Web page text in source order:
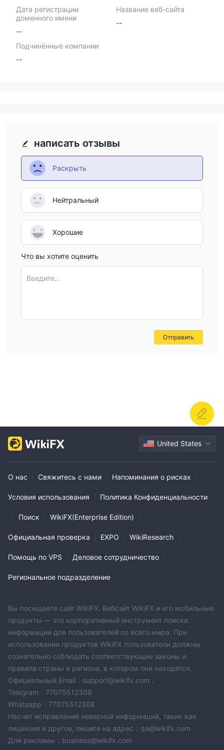
Дата регистрации
доменного имени
--
Название веб-сайта
--
Подчинённые компании
--
написать отзывы
Раскрыть
Нейтральный
Хорошие
Что вы хотите оценить
Введите...
Отправить
United States
О нас Свяжитесь с нами Напоминания о рисках
Условия использования Политика Конфиденциальности
Поиск WikiFX(Enterprise Edition)
Официальная проверка EXPO WikiResearch
Помощь по VPS Деловое сотрудничество
Региональное подразделение
Вы посещаете сайт WikiFX. Вебсайт WikiFX и его мобильные
продукты — это корпоративный инструмент поиска
информации для пользователей со всего мира. При
использовании продуктов WikiFX пользователи должны
сознательно соблюдать соответствующие законы и
правила страны и региона, в котором они находятся.
Официальный Email：support@wikifx.com；
Telegram：77075512308
Whatsapp：77075512308
Насчет исправления неверной информаций, таких как
лицензия и другое, пишите на адрес：qa@wikifx.com
Для рекламы：business@wikifx.com